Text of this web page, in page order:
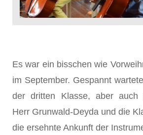
Es war ein bisschen wie
im September. Gespannt
der dritten Klasse, aber auch
Herr Grunwald-Deyda und die
die ersehnte Ankunft der